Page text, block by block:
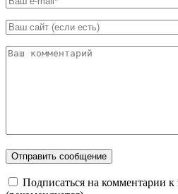
Подписаться на комментарии